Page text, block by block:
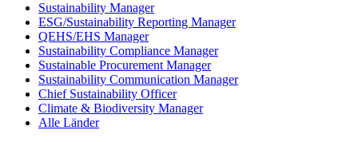
Sustainability Manager
ESG/Sustainability Reporting Manager
QEHS/EHS Manager
Sustainability Compliance Manager
Sustainable Procurement Manager
Sustainability Communication Manager
Chief Sustainability Officer
Climate & Biodiversity Manager
Alle Länder